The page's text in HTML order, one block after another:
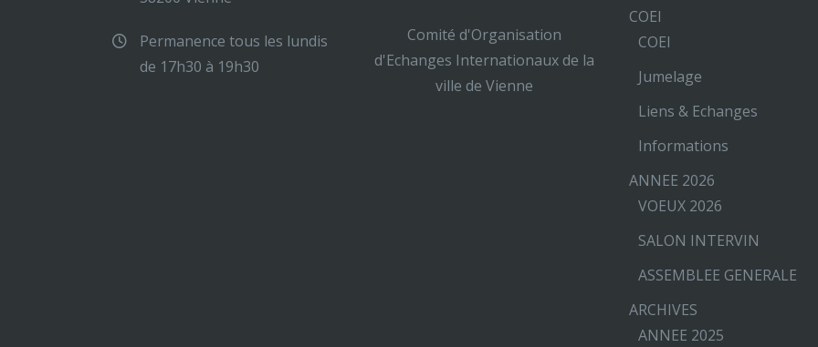
Permanence tous les lundis
de 17h30 à 19h30
Comité d'Organisation
d'Echanges Internationaux de la
ville de Vienne
COEI
COEI
Jumelage
Liens & Echanges
Informations
ANNEE 2026
VOEUX 2026
SALON INTERVIN
ASSEMBLEE GENERALE
ARCHIVES
ANNEE 2025